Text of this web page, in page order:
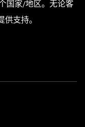
国家/地区。无论客
支持。